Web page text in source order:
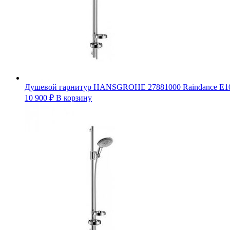
Душевой гарнитур HANSGROHE 27881000 Raindance
10 900 ₽ В корзину